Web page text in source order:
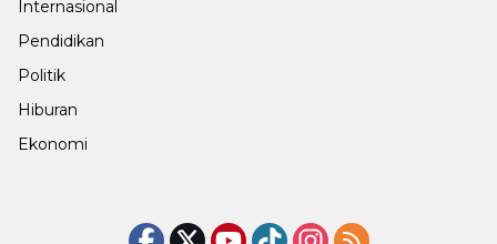
Internasional
Pendidikan
Politik
Hiburan
Ekonomi